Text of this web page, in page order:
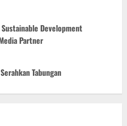
Sustainable Development
Partner
Tabungan